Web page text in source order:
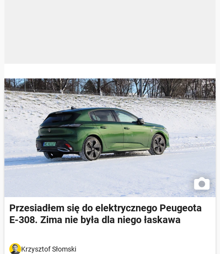
Przesiadłem się do elektrycznego Peugeota
E-308. Zima nie była dla niego łaskawa
Krzysztof Słomski